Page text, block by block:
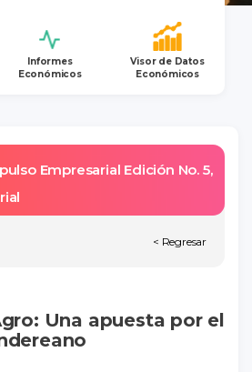
Informes
Económicos
Visor de Datos
Económicos
Empresarial Edición No. 5,
< Regresar
Una apuesta por el